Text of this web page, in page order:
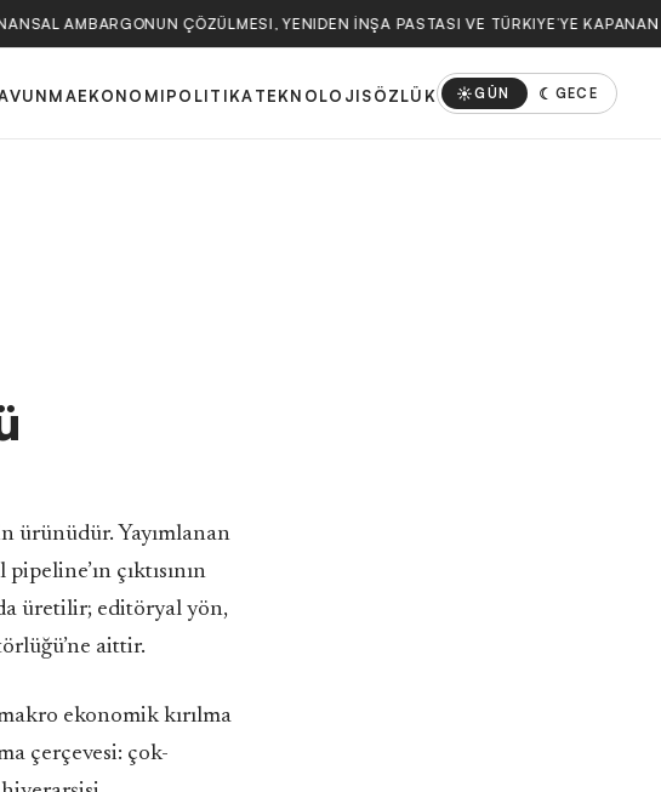
AMBARGONUN ÇÖZÜLMESI, YENIDEN İNŞA PASTASI VE TÜRKIYE’YE
EKONOMIPOLITIKATEKNOLOJISÖZLÜK ☀GÜN ☾ GECE
ürünüdür. Yayımlanan
çıktısının
üretilir; editöryal yön,
aittir.
ekonomik kırılma
çerçevesi: çok-